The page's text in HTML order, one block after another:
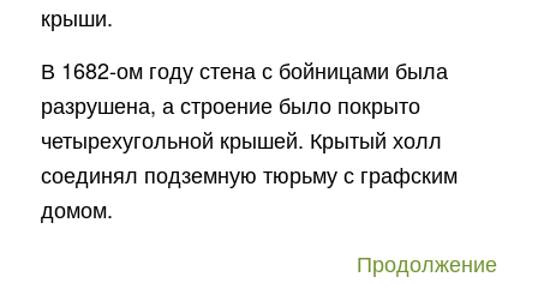
крыши.
В 1682-ом году стена с бойницами была
разрушена, а строение было покрыто
четырехугольной крышей. Крытый холл
соединял подземную тюрьму с графским
домом.
Продолжение